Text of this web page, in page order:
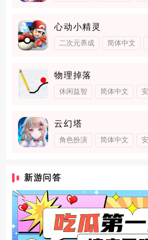
心动小精灵
二次元养成 简体中文
物理掉落
休闲益智 简体中文
云幻塔
角色扮演 简体中文
新游问答